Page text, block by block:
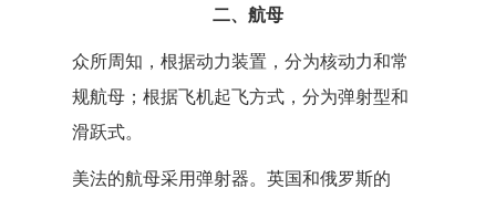
二、航母
众所周知，根据动力装置，分为核动力和常
规航母；根据飞机起飞方式，分为弹射型和
滑跃式。
美法的航母采用弹射器。英国和俄罗斯的